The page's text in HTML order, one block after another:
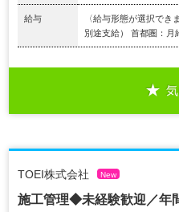
給与
〈給与形態が選択でき
別途支給） 首都圏：月
TOEI株式会社 New
施工管理◆未経験歓迎／年